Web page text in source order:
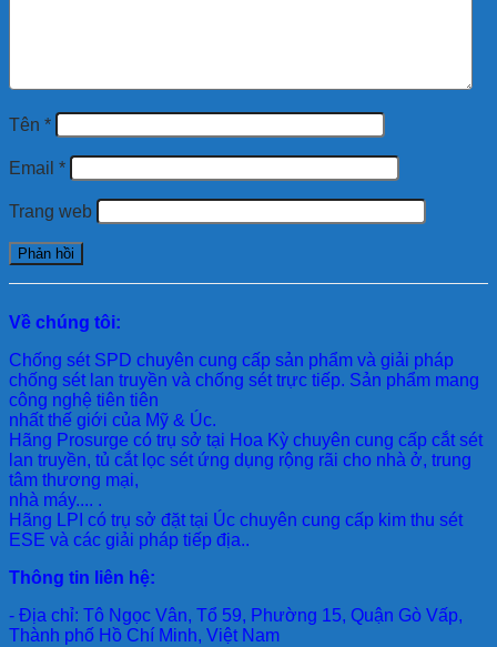
Tên *
Email *
Trang web
Về chúng tôi:
Chống sét SPD chuyên cung cấp sản phẩm và giải pháp
chống sét lan truyền và chống sét trực tiếp. Sản phẩm mang
công nghệ tiên tiên
nhất thế giới của Mỹ & Úc.
Hãng Prosurge có trụ sở tại Hoa Kỳ chuyên cung cấp cắt sét
lan truyền, tủ cắt lọc sét ứng dụng rộng rãi cho nhà ở, trung
tâm thương mại,
nhà máy.... .
Hãng LPI có trụ sở đặt tại Úc chuyên cung cấp kim thu sét
ESE và các giải pháp tiếp địa..
Thông tin liên hệ:
- Địa chỉ: Tô Ngọc Vân, Tổ 59, Phường 15, Quận Gò Vấp,
Thành phố Hồ Chí Minh, Việt Nam